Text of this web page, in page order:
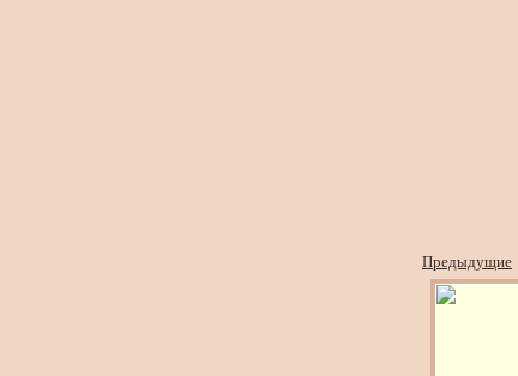
Предыдущие